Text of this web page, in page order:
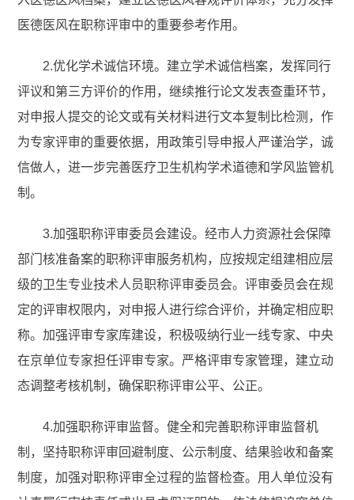
医德医风在职称评审中的重要参考作用。
2.优化学术诚信环境。建立学术诚信档案，发挥同行
评议和第三方评价的作用，继续推行论文发表查重环节，
对申报人提交的论文或有关材料进行文本复制比检测，作
为专家评审的重要依据，用政策引导申报人严谨治学，诚
信做人，进一步完善医疗卫生机构学术道德和学风监管机
制。
3.加强职称评审委员会建设。经市人力资源社会保障
部门核准备案的职称评审服务机构，应按规定组建相应层
级的卫生专业技术人员职称评审委员会。评审委员会在规
定的评审权限内，对申报人进行综合评价，并确定相应职
称。加强评审专家库建设，积极吸纳行业一线专家、中央
在京单位专家担任评审专家。严格评审专家管理，建立动
态调整考核机制，确保职称评审公平、公正。
4.加强职称评审监督。健全和完善职称评审监督机
制，坚持职称评审回避制度、公示制度、结果验收和备案
制度，加强对职称评审全过程的监督检查。用人单位没有